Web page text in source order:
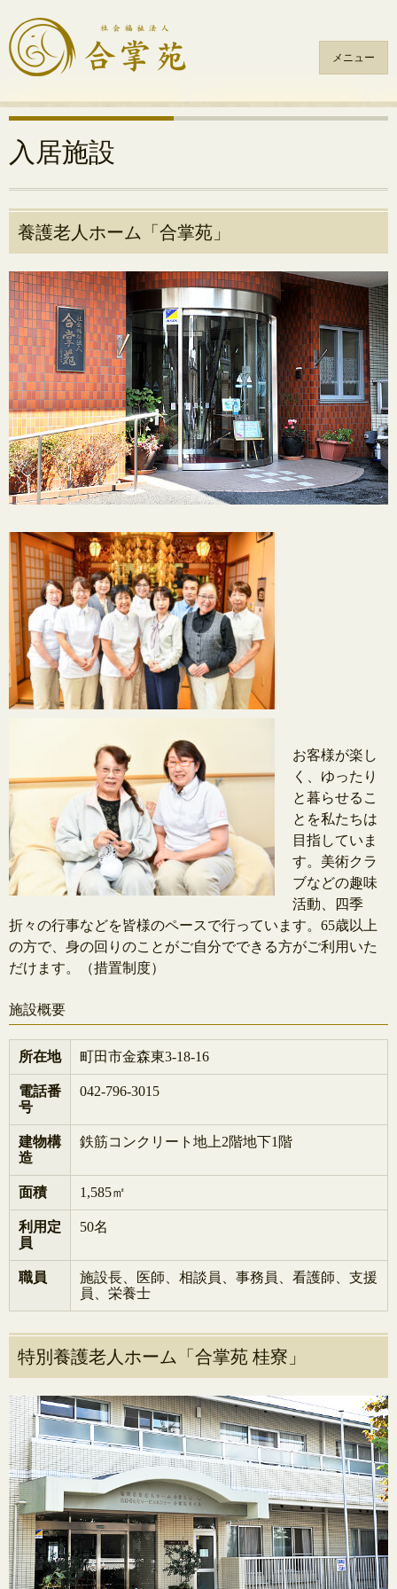
メニュー
コ
ン
テ
ン
へ
ス
ッ
プ
入居施設
養護老人ホーム「合掌苑」
お客様が楽し
く、ゆったり
と暮らせるこ
とを私たちは
目指していま
す。美術クラ
ブなどの趣味
活動、四季
折々の行事などを皆様のペースで行っています。65歳以上
の方で、身の回りのことがご自分でできる方がご利用いた
だけます。（措置制度）
施設概要
所在地 町田市金森東3-18-16
電話番
号
042-796-3015
建物構
造
鉄筋コンクリート地上2階地下1階
面積 1,585㎡
利用定
員
50名
職員
施設長、医師、相談員、事務員、看護師、支援
員、栄養士
特別養護老人ホーム「合掌苑 桂寮」